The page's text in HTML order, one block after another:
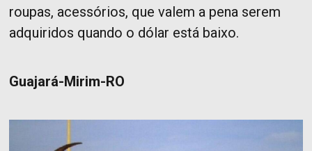
roupas, acessórios, que valem a pena serem
adquiridos quando o dólar está baixo.
Guajará-Mirim-RO